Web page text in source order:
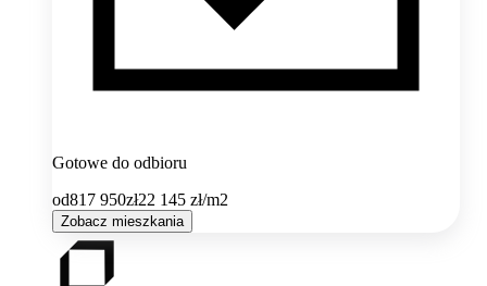
Gotowe do odbioru
od817 950zł22 145 zł/m2
Zobacz mieszkania